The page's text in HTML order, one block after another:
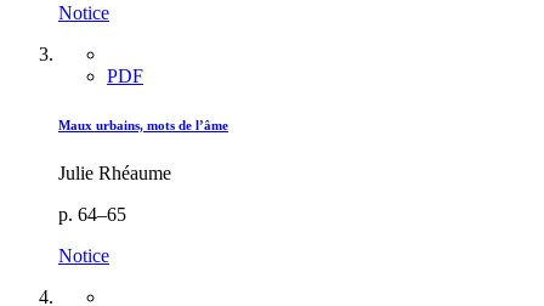
Notice
PDF
Maux urbains, mots de l’âme
Julie Rhéaume
p. 64–65
Notice